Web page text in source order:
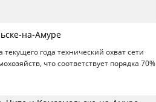
на-Амуре
года технический охват сети
что соответствует порядка 70%